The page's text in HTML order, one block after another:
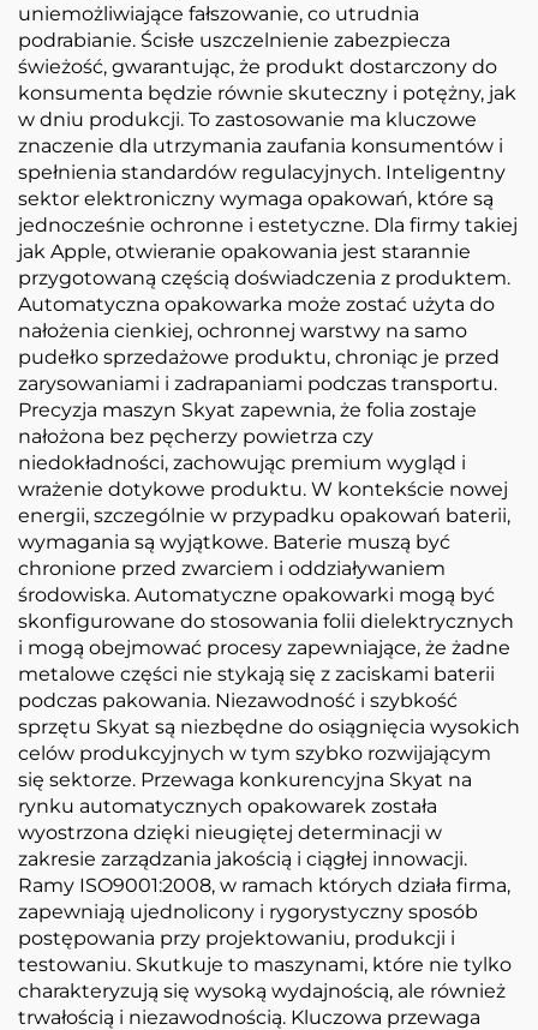
uniemożliwiające fałszowanie, co utrudnia
podrabianie. Ścisłe uszczelnienie zabezpiecza
świeżość, gwarantując, że produkt dostarczony do
konsumenta będzie równie skuteczny i potężny, jak
w dniu produkcji. To zastosowanie ma kluczowe
znaczenie dla utrzymania zaufania konsumentów i
spełnienia standardów regulacyjnych. Inteligentny
sektor elektroniczny wymaga opakowań, które są
jednocześnie ochronne i estetyczne. Dla firmy takiej
jak Apple, otwieranie opakowania jest starannie
przygotowaną częścią doświadczenia z produktem.
Automatyczna opakowarka może zostać użyta do
nałożenia cienkiej, ochronnej warstwy na samo
pudełko sprzedażowe produktu, chroniąc je przed
zarysowaniami i zadrapaniami podczas transportu.
Precyzja maszyn Skyat zapewnia, że folia zostaje
nałożona bez pęcherzy powietrza czy
niedokładności, zachowując premium wygląd i
wrażenie dotykowe produktu. W kontekście nowej
energii, szczególnie w przypadku opakowań baterii,
wymagania są wyjątkowe. Baterie muszą być
chronione przed zwarciem i oddziaływaniem
środowiska. Automatyczne opakowarki mogą być
skonfigurowane do stosowania folii dielektrycznych
i mogą obejmować procesy zapewniające, że żadne
metalowe części nie stykają się z zaciskami baterii
podczas pakowania. Niezawodność i szybkość
sprzętu Skyat są niezbędne do osiągnięcia wysokich
celów produkcyjnych w tym szybko rozwijającym
się sektorze. Przewaga konkurencyjna Skyat na
rynku automatycznych opakowarek została
wyostrzona dzięki nieugiętej determinacji w
zakresie zarządzania jakością i ciągłej innowacji.
Ramy ISO9001:2008, w ramach których działa firma,
zapewniają ujednolicony i rygorystyczny sposób
postępowania przy projektowaniu, produkcji i
testowaniu. Skutkuje to maszynami, które nie tylko
charakteryzują się wysoką wydajnością, ale również
trwałością i niezawodnością. Kluczowa przewaga